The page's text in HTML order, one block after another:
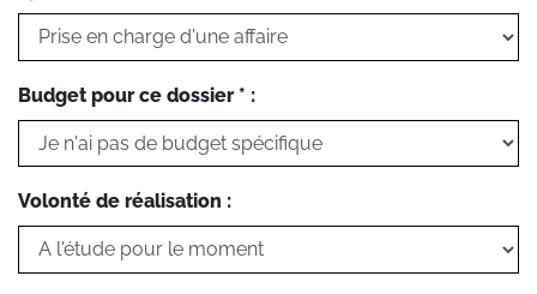
Budget pour ce dossier * :
Volonté de réalisation :